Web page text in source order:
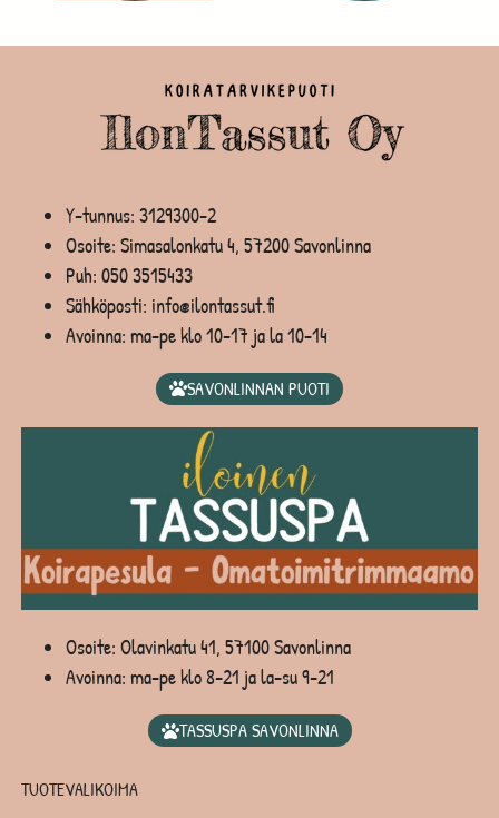
Y-tunnus: 3129300-2
Osoite: Simasalonkatu 4, 57200 Savonlinna
Puh: 050 3515433
Sähköposti: info@ilontassut.fi
Avoinna: ma-pe klo 10-17 ja la 10-14
SAVONLINNAN PUOTI
Osoite: Olavinkatu 41, 57100 Savonlinna
Avoinna: ma-pe klo 8-21 ja la-su 9-21
TASSUSPA SAVONLINNA
TUOTEVALIKOIMA